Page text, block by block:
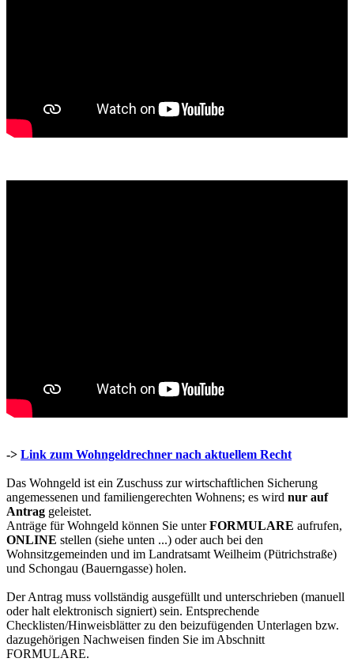
-> Link zum Wohngeldrechner nach aktuellem Recht
Das Wohngeld ist ein Zuschuss zur wirtschaftlichen Sicherung
angemessenen und familiengerechten Wohnens; es wird nur auf
Antrag geleistet.
Anträge für Wohngeld können Sie unterFORMULARE aufrufen,
ONLINE stellen (siehe unten ...) oder auch bei den
Wohnsitzgemeinden und im Landratsamt Weilheim (Pütrichstraße)
und Schongau (Bauerngasse) holen.
Der Antrag muss vollständig ausgefüllt und unterschrieben (manuell
oder halt elektronisch signiert) sein. Entsprechende
Checklisten/Hinweisblätter zu den beizufügenden Unterlagen bzw.
dazugehörigen Nachweisen finden Sie im Abschnitt
FORMULARE.